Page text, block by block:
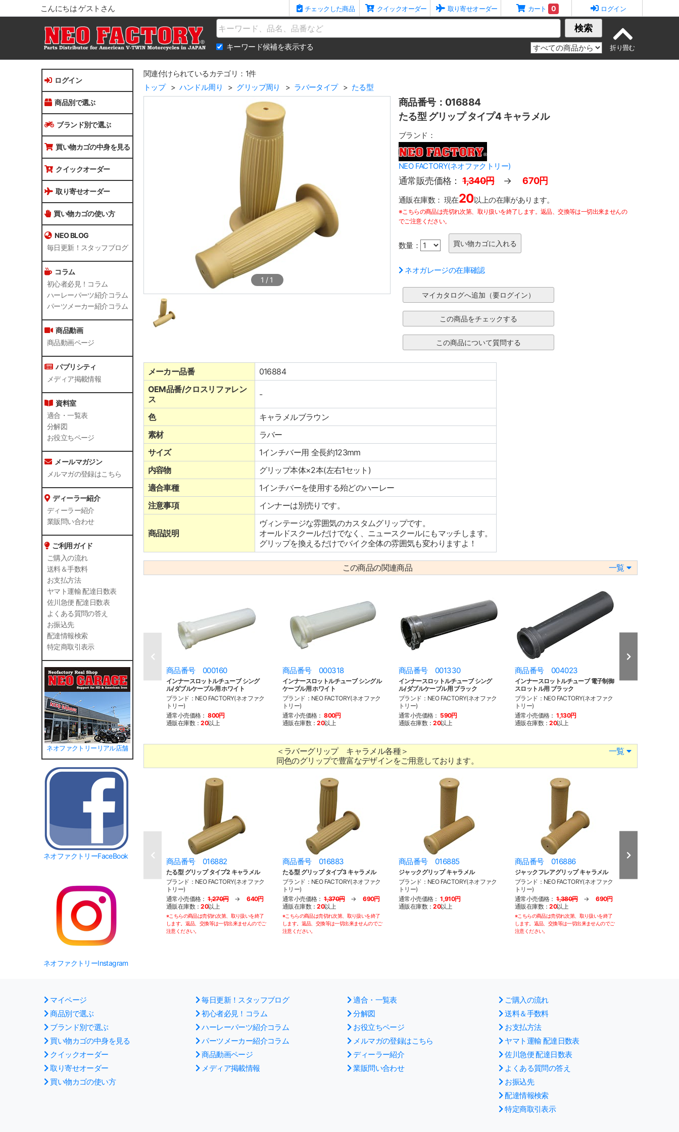
こんにちは ゲストさん チェックした商品 クイックオーダー 取り寄せオーダー カート 0 ログイン
Name 検索
キーワード候補を表示する
ログイン
商品別で選ぶ
ブランド別で選ぶ
買い物カゴの中身を見る
クイックオーダー
取り寄せオーダー
買い物カゴの使い方
NEO BLOG
毎日更新！スタッフブログ
コラム
初心者必見！コラム
ハーレーパーツ紹介コラム
パーツメーカー紹介コラム
商品動画
商品動画ページ
パブリシティ
メディア掲載情報
資料室
適合・一覧表
分解図
お役立ちページ
メールマガジン
メルマガの登録はこちら
ディーラー紹介
ディーラー紹介
業販問い合わせ
ご利用ガイド
ご購入の流れ
送料＆手数料
お支払方法
ヤマト運輸 配達日数表
佐川急便 配達日数表
よくある質問の答え
お振込先
配達情報検索
特定商取引表示
ネオファクトリーリアル店舗
ネオファクトリーFaceBook
ネオファクトリーInstagram
関連付けられているカテゴリ：1件
トップ
ハンドル周り グリップ周り ラバータイプ たる型
1 / 1
商品番号：016884
たる型 グリップ タイプ4 キャラメル
ブランド：
NEO FACTORY(ネオファクトリー)
通常販売価格： 1,340円→670円
通販在庫数： 現在20以上の在庫があります。
※こちらの商品は売切れ次第、取り扱いを終了します。返品、交換等は一切出来ませんの
でご注意ください。
数量：
ネオガレージの在庫確認
メーカー品番
016884
OEM品番/クロスリファレン
ス
-
色
キャラメルブラウン
素材
ラバー
サイズ
1インチバー用 全長約123mm
内容物
グリップ本体×2本(左右1セット)
適合車種
1インチバーを使用する殆どのハーレー
注意事項
インナーは別売りです。
商品説明
ヴィンテージな雰囲気のカスタムグリップです。
オールドスクールだけでなく、ニュースクールにもマッチします。
グリップを換えるだけでバイク全体の雰囲気も変わりますよ！
この商品の関連商品 一覧
商品番号 000160
インナースロットルチューブ シング
ル/ダブルケーブル用 ホワイト
ブランド：NEO FACTORY(ネオファク
トリー)
通常小売価格： 800円
通販在庫数：20以上
商品番号 000318
インナースロットルチューブ シングル
ケーブル用 ホワイト
ブランド：NEO FACTORY(ネオファク
トリー)
通常小売価格： 800円
通販在庫数：20以上
商品番号 001330
インナースロットルチューブ シング
ル/ダブルケーブル用 ブラック
ブランド：NEO FACTORY(ネオファク
トリー)
通常小売価格： 590円
通販在庫数：20以上
商品番号 004023
インナースロットルチューブ 電子制御
スロットル用 ブラック
ブランド：NEO FACTORY(ネオファク
トリー)
通常小売価格： 1,130円
通販在庫数：20以上
POSH マジック
＜ラバーグリップ キャラメル各種＞
同色のグリップで豊富なデザインをご用意しております。
一覧
商品番号 016882
たる型 グリップ タイプ2 キャラメル
ブランド：NEO FACTORY(ネオファク
トリー)
通常小売価格： 1,270円→640円
通販在庫数：20以上
※こちらの商品は売切れ次第、取り扱いを終了
します。返品、交換等は一切出来ませんのでご
注意ください。
商品番号 016883
たる型 グリップ タイプ3 キャラメル
ブランド：NEO FACTORY(ネオファク
トリー)
通常小売価格： 1,370円→690円
通販在庫数：20以上
※こちらの商品は売切れ次第、取り扱いを終了
します。返品、交換等は一切出来ませんのでご
注意ください。
商品番号 016885
ジャックグリップ キャラメル
ブランド：NEO FACTORY(ネオファク
トリー)
通常小売価格： 1,910円
通販在庫数：20以上
商品番号 016886
ジャックフレアグリップ キャラメル
ブランド：NEO FACTORY(ネオファク
トリー)
通常小売価格： 1,380円→690円
通販在庫数：20以上
※こちらの商品は売切れ次第、取り扱いを終了
します。返品、交換等は一切出来ませんのでご
注意ください。
ブランド：NEO
マイページ
商品別で選ぶ
ブランド別で選ぶ
買い物カゴの中身を見る
クイックオーダー
取り寄せオーダー
買い物カゴの使い方
毎日更新！スタッフブログ
初心者必見！コラム
ハーレーパーツ紹介コラム
パーツメーカー紹介コラム
商品動画ページ
メディア掲載情報
適合・一覧表
分解図
お役立ちページ
メルマガの登録はこちら
ディーラー紹介
業販問い合わせ
ご購入の流れ
送料＆手数料
お支払方法
ヤマト運輸 配達日数表
佐川急便 配達日数表
よくある質問の答え
お振込先
配達情報検索
特定商取引表示